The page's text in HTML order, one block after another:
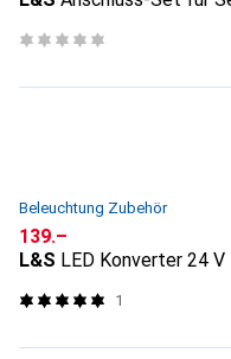
Beleuchtung Zubehör
CHF
139.–
L&S LED Konverter 24 V
1